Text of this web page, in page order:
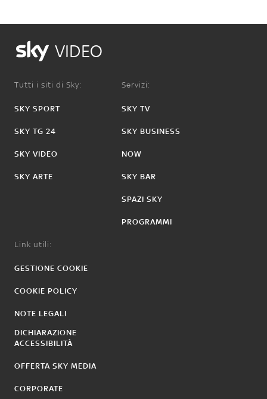
VIDEO
Tutti i siti di Sky:
SKY SPORT
SKY TG 24
SKY VIDEO
SKY ARTE
Servizi:
SKY TV
SKY BUSINESS
NOW
SKY BAR
SPAZI SKY
PROGRAMMI
Link utili:
GESTIONE COOKIE
COOKIE POLICY
NOTE LEGALI
DICHIARAZIONE
ACCESSIBILITÀ
OFFERTA SKY MEDIA
CORPORATE